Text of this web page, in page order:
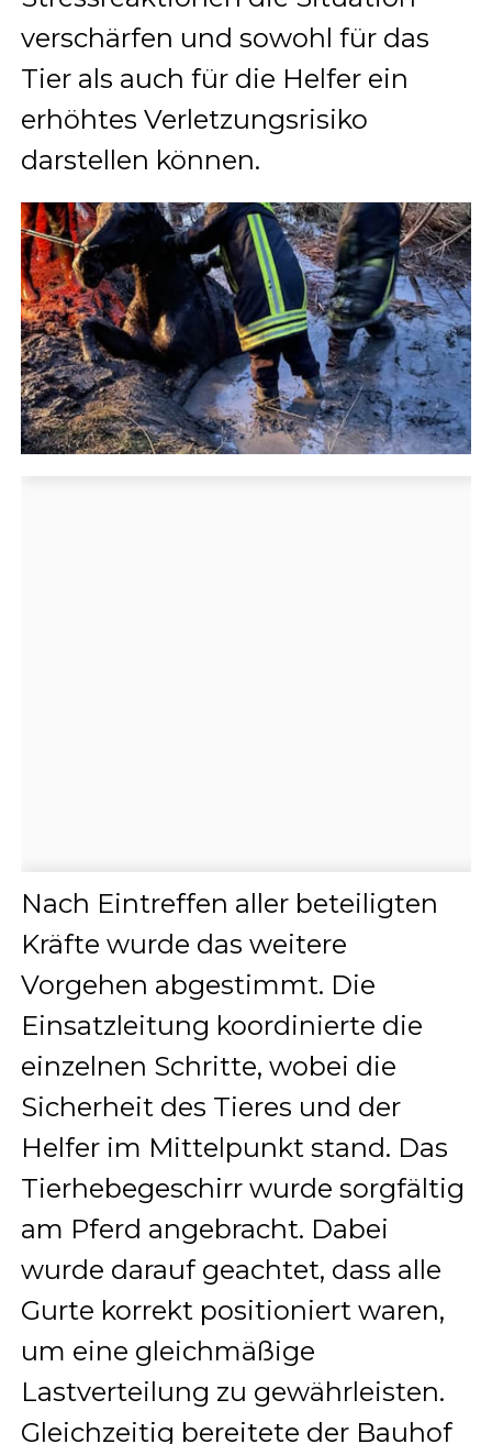
verschärfen und sowohl für das
Tier als auch für die Helfer ein
erhöhtes Verletzungsrisiko
darstellen können.
Nach Eintreffen aller beteiligten
Kräfte wurde das weitere
Vorgehen abgestimmt. Die
Einsatzleitung koordinierte die
einzelnen Schritte, wobei die
Sicherheit des Tieres und der
Helfer im Mittelpunkt stand. Das
Tierhebegeschirr wurde sorgfältig
am Pferd angebracht. Dabei
wurde darauf geachtet, dass alle
Gurte korrekt positioniert waren,
um eine gleichmäßige
Lastverteilung zu gewährleisten.
Gleichzeitig bereitete der Bauhof